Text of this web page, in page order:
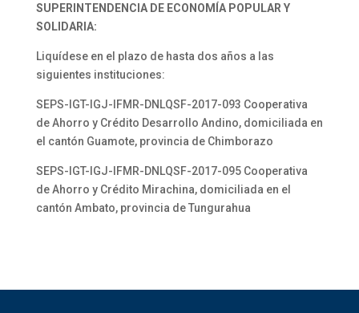
SUPERINTENDENCIA DE ECONOMÍA POPULAR Y
SOLIDARIA:
Liquídese en el plazo de hasta dos años a las
siguientes instituciones:
SEPS-IGT-IGJ-IFMR-DNLQSF-2017-093 Cooperativa
de Ahorro y Crédito Desarrollo Andino, domiciliada en
el cantón Guamote, provincia de Chimborazo
SEPS-IGT-IGJ-IFMR-DNLQSF-2017-095 Cooperativa
de Ahorro y Crédito Mirachina, domiciliada en el
cantón Ambato, provincia de Tungurahua